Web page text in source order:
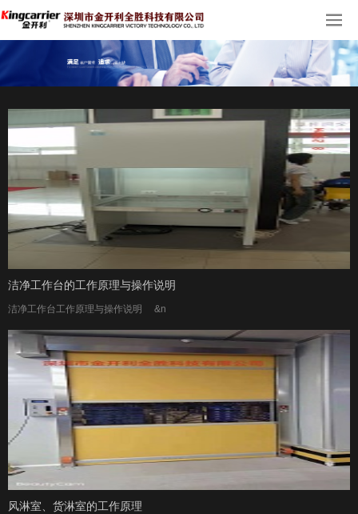
洁净工作台的工作原理与操作说明
洁净工作台工作原理与操作说明 &n
风淋室、货淋室的工作原理